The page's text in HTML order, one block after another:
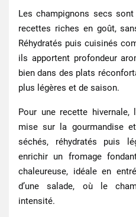
Les champignons secs
recettes riches en goût,
Réhydratés puis cuisinés
ils apportent profondeur
bien dans des plats
plus légères et de saison.
Pour une recette hivernale,
mise sur la gourmandise
séchés, réhydratés puis
enrichir un fromage
chaleureuse, idéale en
d’une salade, où le
intensité.